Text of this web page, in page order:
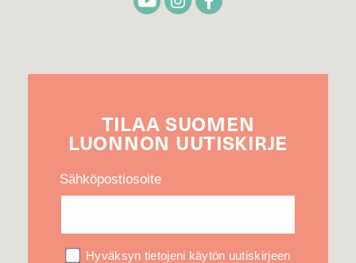
TILAA SUOMEN
LUONNON UUTIS­KIRJE
Sähköpostiosoite
Hyväksyn tietojeni käytön uutiskirjeen